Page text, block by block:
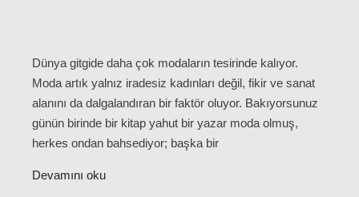
Dünya gitgide daha çok modaların tesirinde kalıyor.
Moda artık yalnız iradesiz kadınları değil, fikir ve sanat
alanını da dalgalandıran bir faktör oluyor. Bakıyorsunuz
günün birinde bir kitap yahut bir yazar moda olmuş,
herkes ondan bahsediyor; başka bir
Devamını oku